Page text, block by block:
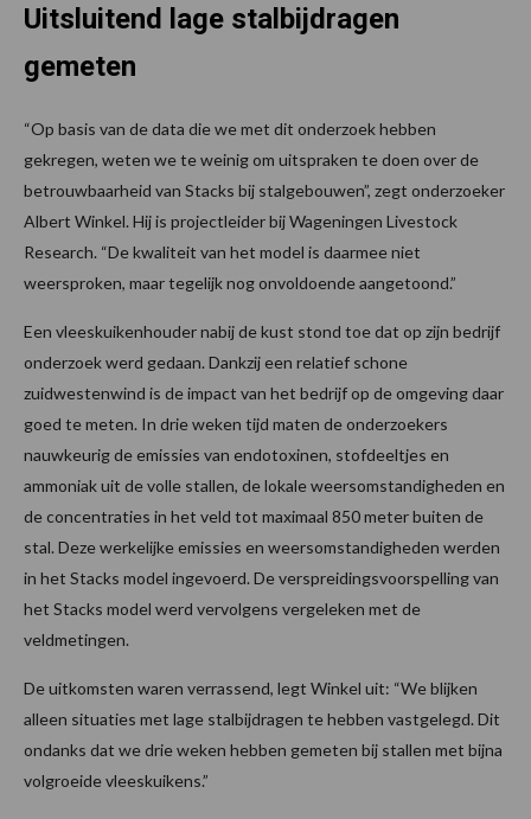
Uitsluitend lage stalbijdragen
gemeten
“Op basis van de data die we met dit onderzoek hebben
gekregen, weten we te weinig om uitspraken te doen over de
betrouwbaarheid van Stacks bij stalgebouwen”, zegt onderzoeker
Albert Winkel. Hij is projectleider bij Wageningen Livestock
Research. “De kwaliteit van het model is daarmee niet
weersproken, maar tegelijk nog onvoldoende aangetoond.”
Een vleeskuikenhouder nabij de kust stond toe dat op zijn bedrijf
onderzoek werd gedaan. Dankzij een relatief schone
zuidwestenwind is de impact van het bedrijf op de omgeving daar
goed te meten. In drie weken tijd maten de onderzoekers
nauwkeurig de emissies van endotoxinen, stofdeeltjes en
ammoniak uit de volle stallen, de lokale weersomstandigheden en
de concentraties in het veld tot maximaal 850 meter buiten de
stal. Deze werkelijke emissies en weersomstandigheden werden
in het Stacks model ingevoerd. De verspreidingsvoorspelling van
het Stacks model werd vervolgens vergeleken met de
veldmetingen.
De uitkomsten waren verrassend, legt Winkel uit: “We blijken
alleen situaties met lage stalbijdragen te hebben vastgelegd. Dit
ondanks dat we drie weken hebben gemeten bij stallen met bijna
volgroeide vleeskuikens.”